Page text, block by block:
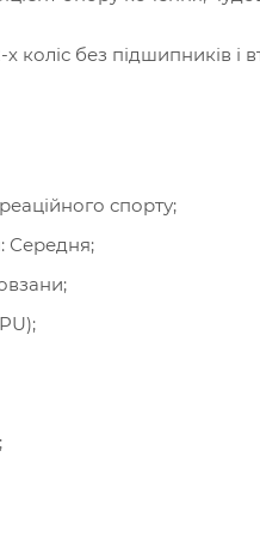
коліс без підшипників і
спорту;
Середня;